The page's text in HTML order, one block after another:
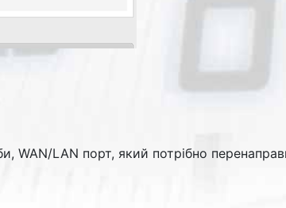
WAN/LAN порт, який потрібно